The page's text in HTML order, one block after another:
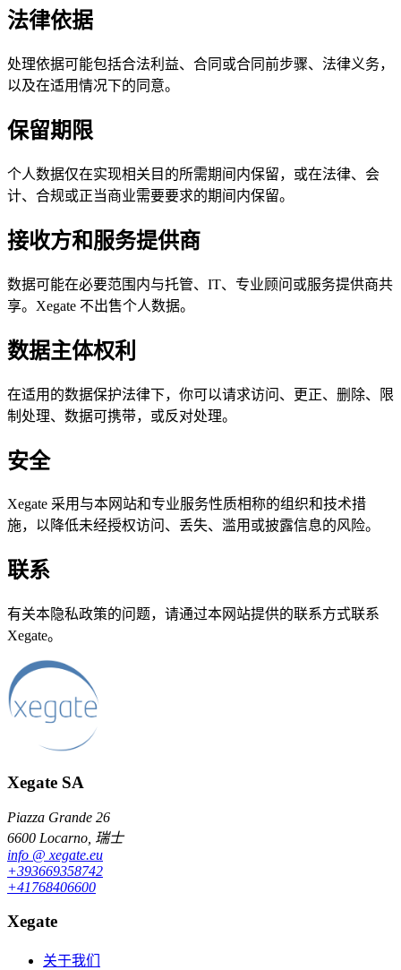
法律依据
处理依据可能包括合法利益、合同或合同前步骤、法律义务，
以及在适用情况下的同意。
保留期限
个人数据仅在实现相关目的所需期间内保留，或在法律、会
计、合规或正当商业需要要求的期间内保留。
接收方和服务提供商
数据可能在必要范围内与托管、IT、专业顾问或服务提供商共
享。Xegate 不出售个人数据。
数据主体权利
在适用的数据保护法律下，你可以请求访问、更正、删除、限
制处理、数据可携带，或反对处理。
安全
Xegate 采用与本网站和专业服务性质相称的组织和技术措
施，以降低未经授权访问、丢失、滥用或披露信息的风险。
联系
有关本隐私政策的问题，请通过本网站提供的联系方式联系
Xegate。
Xegate SA
Piazza Grande 26
6600 Locarno, 瑞士
info @ xegate.eu
+393669358742
+41768406600
Xegate
关于我们